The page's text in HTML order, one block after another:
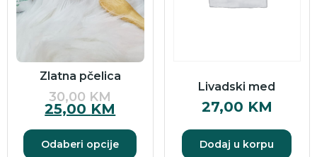
Zlatna pčelica
30,00 KM
25,00 KM
Odaberi opcije
Livadski med
27,00 KM
Dodaj u korpu